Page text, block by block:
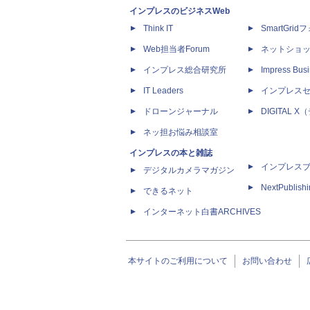
インプレスのビジネスWeb
Think IT
Web担当者Forum
インプレス総合研究所
IT Leaders
ドローンジャーナル
ネッ担お悩み相談室
インプレスの本と雑誌
デジタルカメラマガジン
できるネット
インターネット白書ARCHIVES
SmartGridフ
ネットショ
Impress
インプレス
DIGITAL X
インプレス
本サイトのご利用について お問い合わせ